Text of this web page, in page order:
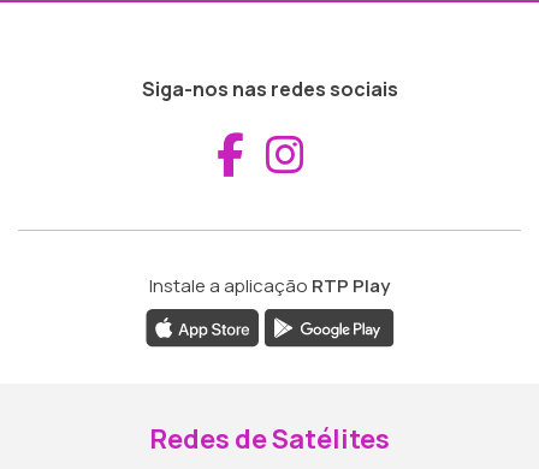
Siga-nos nas redes sociais
Aceder ao
Instale a aplicação RTP Play
Redes de Satélites